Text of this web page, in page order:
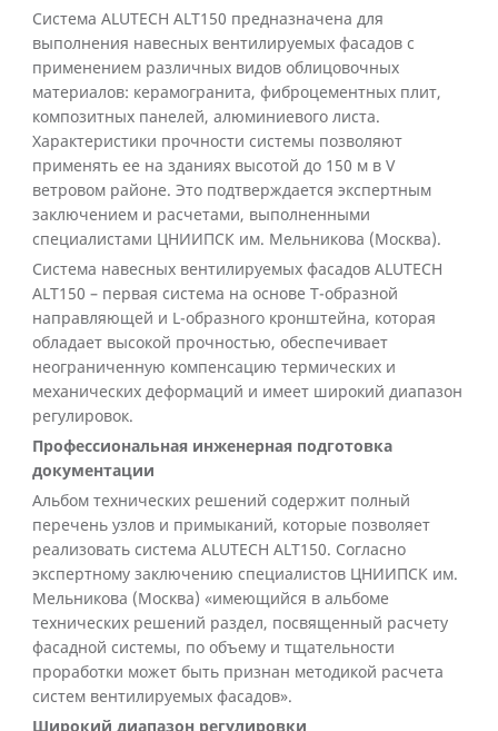
Система ALUTECH ALT150 предназначена для
выполнения навесных вентилируемых фасадов с
применением различных видов облицовочных
материалов: керамогранита, фиброцементных плит,
композитных панелей, алюминиевого листа.
Характеристики прочности системы позволяют
применять ее на зданиях высотой до 150 м в V
ветровом районе. Это подтверждается экспертным
заключением и расчетами, выполненными
специалистами ЦНИИПСК им. Мельникова (Москва).
Система навесных вентилируемых фасадов ALUTECH
ALT150 – первая система на основе T-образной
направляющей и L-образного кронштейна, которая
обладает высокой прочностью, обеспечивает
неограниченную компенсацию термических и
механических деформаций и имеет широкий диапазон
регулировок.
Профессиональная инженерная подготовка
документации
Альбом технических решений содержит полный
перечень узлов и примыканий, которые позволяет
реализовать система ALUTECH ALT150. Согласно
экспертному заключению специалистов ЦНИИПСК им.
Мельникова (Москва) «имеющийся в альбоме
технических решений раздел, посвященный расчету
фасадной системы, по объему и тщательности
проработки может быть признан методикой расчета
систем вентилируемых фасадов».